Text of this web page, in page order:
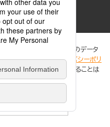
スが、著作権者からコンテンツ使用許諾を
商標(登録番号 第6091713号)です。
ービスの一覧はこちら。
向上のためにCookie等のデータ
いての詳細は、「プライバシーポリ
訪問者の個人情報を追跡することは